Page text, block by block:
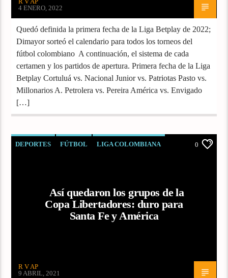
4 ENERO, 2022
Quedó definida la primera fecha de la Liga Betplay de 2022;
Dimayor sorteó el calendario para todos los torneos del
fútbol colombiano A continuación, el sistema de cada
certamen y los partidos de apertura. Primera fecha de la Liga
Betplay Cortuluá vs. Nacional Junior vs. Patriotas Pasto vs.
Millonarios A. Petrolera vs. Pereira América vs. Envigado
[…]
DEPORTES FÚTBOL LIGA COLOMBIANA 0
Así quedaron los grupos de la
Copa Libertadores: duro para
Santa Fe y América
R V AP
9 ABRIL, 2021